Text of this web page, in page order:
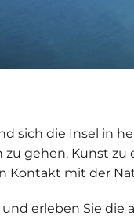
sich die Insel in
zu gehen, Kunst
Kontakt mit der
erleben Sie